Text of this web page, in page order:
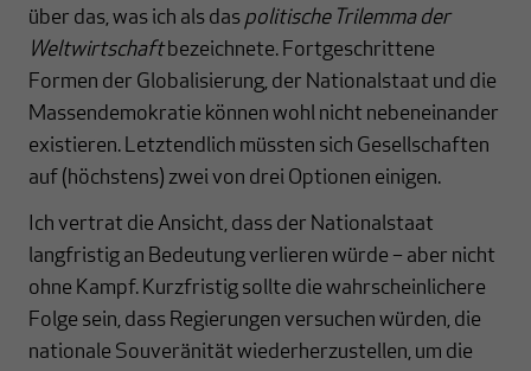
über das, was ich als das politische Trilemma der
Weltwirtschaftbezeichnete. Fortgeschrittene
Formen der Globalisierung, der Nationalstaat und die
Massendemokratie können wohl nicht nebeneinander
existieren. Letztendlich müssten sich Gesellschaften
auf (höchstens) zwei von drei Optionen einigen.
Ich vertrat die Ansicht, dass der Nationalstaat
langfristig an Bedeutung verlieren würde – aber nicht
ohne Kampf. Kurzfristig sollte die wahrscheinlichere
Folge sein, dass Regierungen versuchen würden, die
nationale Souveränität wiederherzustellen, um die